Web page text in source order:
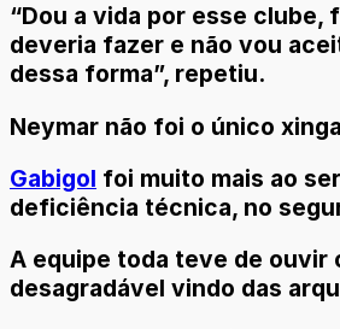
“Dou a vida por esse clube,
deveria fazer e não vou
dessa forma”, repetiu.
Neymar não foi o único
Gabigol foi muito mais ao
deficiência técnica, no
A equipe toda teve de ouvir
desagradável vindo das